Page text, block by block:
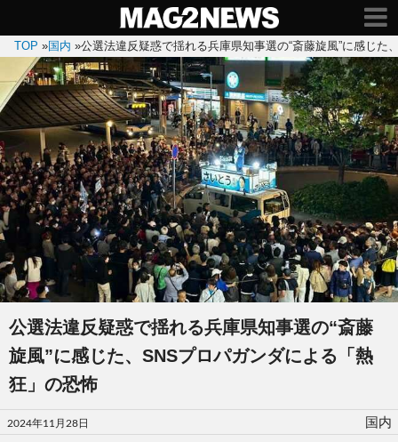
TOP »国内 »公選法違反疑惑で揺れる兵庫県知事選の“斎藤旋風”に感じた
公選法違反疑惑で揺れる兵庫県知事選の“斎藤
旋風”に感じた、SNSプロパガンダによる「熱
狂」の恐怖
投
稿
2024年11月28日 国内